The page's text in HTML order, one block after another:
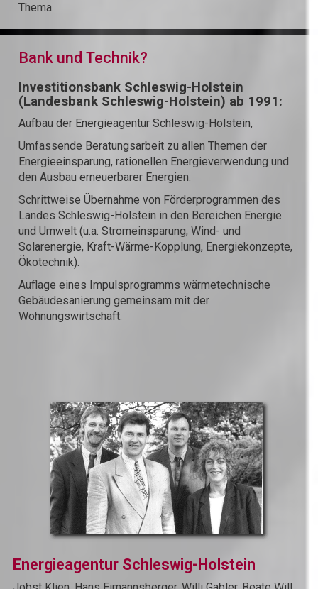
Thema.
Bank und Technik?
Investitionsbank Schleswig-Holstein
(Landesbank Schleswig-Holstein) ab 1991:
Aufbau der Energieagentur Schleswig-Holstein,
Umfassende Beratungsarbeit zu allen Themen der
Energieeinsparung, rationellen Energieverwendung und
den Ausbau erneuerbarer Energien.
Schrittweise Übernahme von Förderprogrammen des
Landes Schleswig-Holstein in den Bereichen Energie
und Umwelt (u.a. Stromeinsparung, Wind- und
Solarenergie, Kraft-Wärme-Kopplung, Energiekonzepte,
Ökotechnik).
Auflage eines Impulsprogramms wärmetechnische
Gebäudesanierung gemeinsam mit der
Wohnungswirtschaft.
Energieagentur Schleswig-Holstein